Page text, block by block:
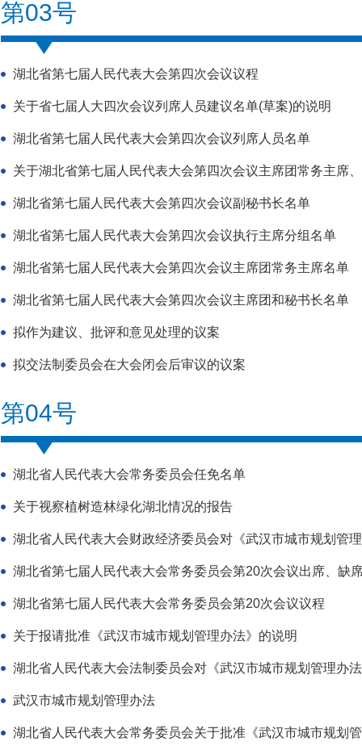
第03号
湖北省第七届人民代表大会第四次会议议程
关于省七届人大四次会议列席人员建议名单(草案)的说明
湖北省第七届人民代表大会第四次会议列席人员名单
关于湖北省第七届人民代表大会第四次会议主席团常务主席
湖北省第七届人民代表大会第四次会议副秘书长名单
湖北省第七届人民代表大会第四次会议执行主席分组名单
湖北省第七届人民代表大会第四次会议主席团常务主席名单
湖北省第七届人民代表大会第四次会议主席团和秘书长名单
拟作为建议、批评和意见处理的议案
拟交法制委员会在大会闭会后审议的议案
第04号
湖北省人民代表大会常务委员会任免名单
关于视察植树造林绿化湖北情况的报告
湖北省人民代表大会财政经济委员会对《武汉市城市规划管
湖北省第七届人民代表大会常务委员会第20次会议出席、缺
湖北省第七届人民代表大会常务委员会第20次会议议程
关于报请批准《武汉市城市规划管理办法》的说明
湖北省人民代表大会法制委员会对《武汉市城市规划管理办
武汉市城市规划管理办法
湖北省人民代表大会常务委员会关于批准《武汉市城市规划